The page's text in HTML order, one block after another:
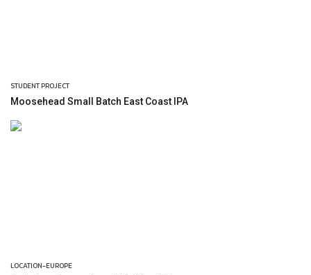
STUDENT PROJECT
Moosehead Small Batch East Coast IPA
LOCATION-EUROPE